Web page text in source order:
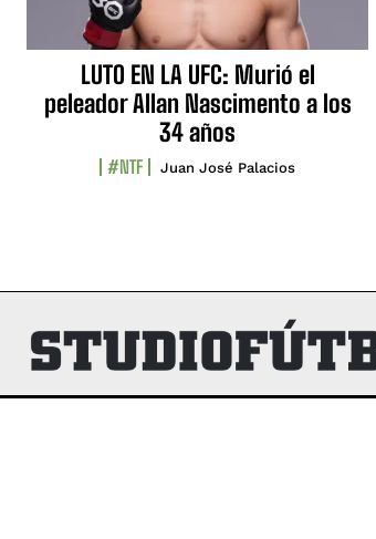
LUTO EN LA UFC: Murió el
peleador Allan Nascimento a los
34 años
#NTF Juan José Palacios